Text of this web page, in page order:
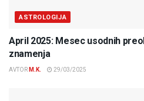
ASTROLOGIJA
April 2025: Mesec usodnih
znamenja
AVTOR M.K. 29/03/2025